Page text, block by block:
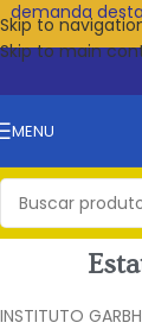
Skip to
Skip to main
demanda
MENU
INSTITUTO